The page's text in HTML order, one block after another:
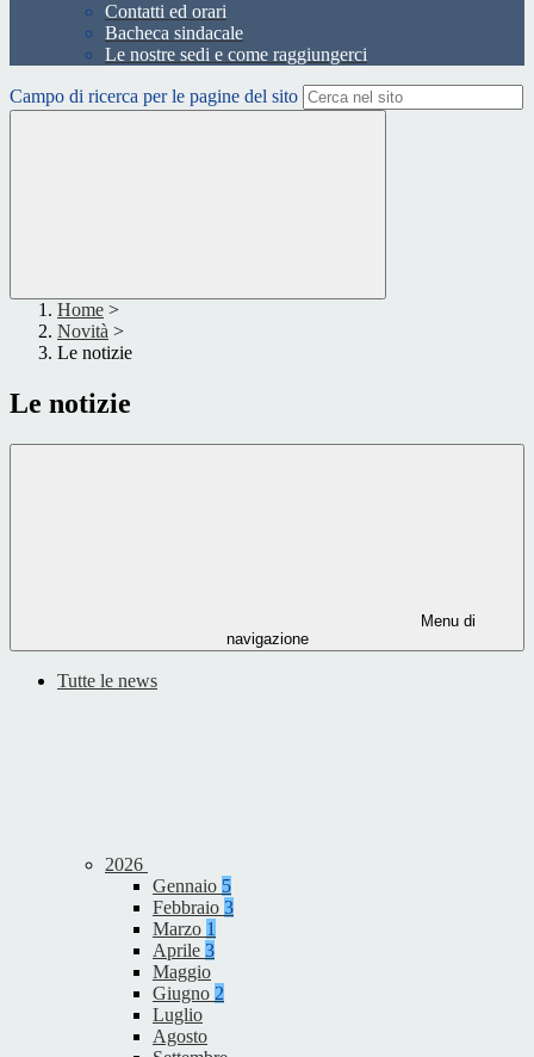
Contatti ed orari
Bacheca sindacale
Le nostre sedi e come raggiungerci
Campo di ricerca per le pagine del sito
Home >
Novità >
Le notizie
Le notizie
Menu di
navigazione
Tutte le news
2026
Gennaio 5
Febbraio 3
Marzo 1
Aprile 3
Maggio
Giugno 2
Luglio
Agosto